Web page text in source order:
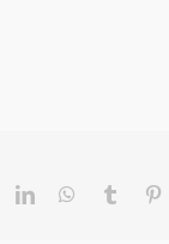
LinkedInWhatsApp
Tumblr